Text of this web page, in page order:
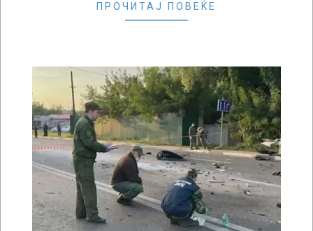
ПРОЧИТАЈ ПОВЕЌЕ